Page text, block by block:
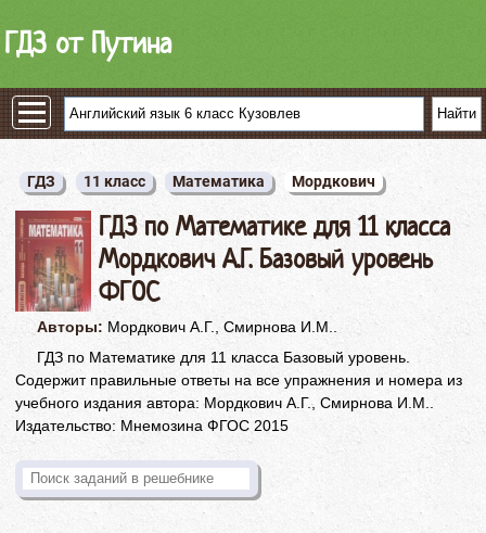
ГДЗ от Путина
ГДЗ 11 класс Математика Мордкович
ГДЗ по Математике для 11 класса
Мордкович А.Г. Базовый уровень
ФГОС
Авторы: Мордкович А.Г., Смирнова И.М..
ГДЗ по Математике для 11 класса Базовый уровень.
Содержит правильные ответы на все упражнения и номера из
учебного издания автора: Мордкович А.Г., Смирнова И.М..
Издательство: Мнемозина ФГОС 2015